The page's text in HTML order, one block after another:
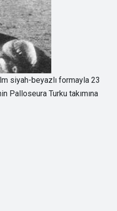
siyah-beyazlı formayla 23
Palloseura Turku takımına